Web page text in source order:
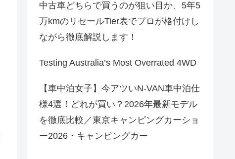
中古車どちらで買うのが狙い目か、5年5
万kmのリセールTier表でプロが格付けし
ながら徹底解説します！
Testing Australia’s Most Overrated 4WD
【車中泊女子】今アツいN-VAN車中泊仕
様4選！どれが買い？2026年最新モデル
を徹底比較／東京キャンピングカーショ
ー2026・キャンピングカー